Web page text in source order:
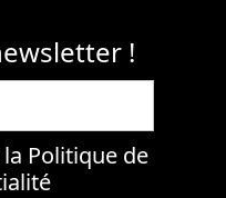
!
Politique de